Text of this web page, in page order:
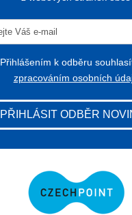
Přihlášením k odběru
zpracováním osobních
PŘIHLÁSIT ODBĚR